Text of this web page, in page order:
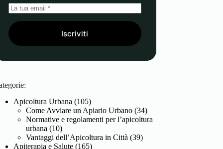
Iscriviti
Apicoltura Urbana (105)
Come Avviare un Apiario Urbano (34)
Normative e regolamenti per l’apicoltura
urbana (10)
Vantaggi dell’Apicoltura in Città (39)
Apiterapia e Salute (165)